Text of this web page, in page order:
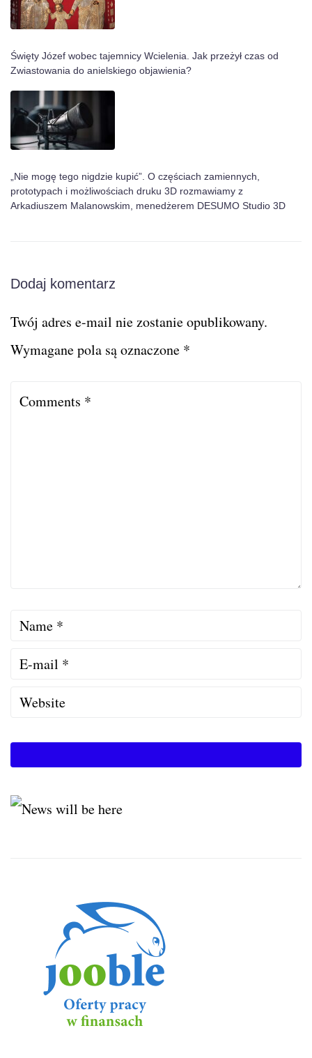
Święty Józef wobec tajemnicy Wcielenia. Jak przeżył czas od
Zwiastowania do anielskiego objawienia?
„Nie mogę tego nigdzie kupić”. O częściach zamiennych,
prototypach i możliwościach druku 3D rozmawiamy z
Arkadiuszem Malanowskim, menedżerem DESUMO Studio 3D
Dodaj komentarz
Twój adres e-mail nie zostanie opublikowany.
Wymagane pola są oznaczone *